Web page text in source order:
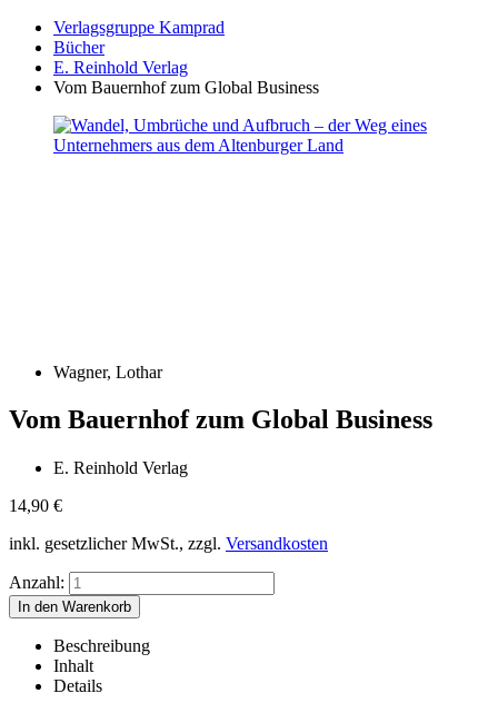
Verlagsgruppe Kamprad
Bücher
E. Reinhold Verlag
Vom Bauernhof zum Global Business
Wagner, Lothar
Vom Bauernhof zum Global Business
E. Reinhold Verlag
14,90 €
inkl. gesetzlicher MwSt., zzgl. Versandkosten
Anzahl:
Beschreibung
Inhalt
Details